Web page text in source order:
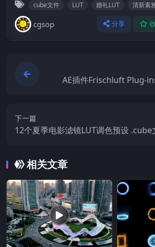
cube文件 LUT 婚礼LUT 清新素
cgsop 分享
AE插件Frischluft Plug-
下一篇
12个夏季电影滤镜LUT调色预设 .cube
相关文章